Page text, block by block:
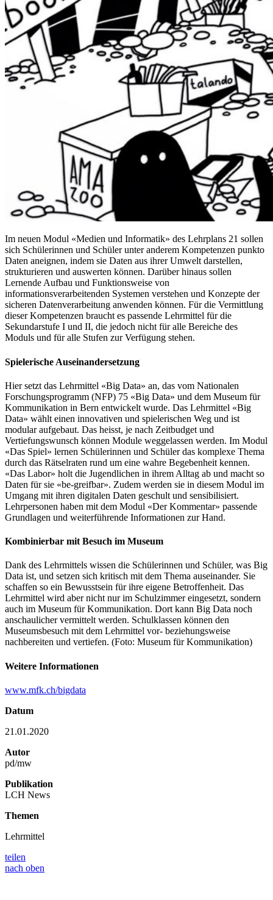
Im neuen Modul «Medien und Informatik» des Lehrplans 21 sollen
sich Schülerinnen und Schüler unter anderem Kompetenzen punkto
Daten aneignen, indem sie Daten aus ihrer Umwelt darstellen,
strukturieren und auswerten können. Darüber hinaus sollen
Lernende Aufbau und Funktionsweise von
informationsverarbeitenden Systemen verstehen und Konzepte der
sicheren Datenverarbeitung anwenden können. Für die Vermittlung
dieser Kompetenzen braucht es passende Lehrmittel für die
Sekundarstufe I und II, die jedoch nicht für alle Bereiche des
Moduls und für alle Stufen zur Verfügung stehen.
Spielerische Auseinandersetzung
Hier setzt das Lehrmittel «Big Data» an, das vom Nationalen
Forschungsprogramm (NFP) 75 «Big Data» und dem Museum für
Kommunikation in Bern entwickelt wurde. Das Lehrmittel «Big
Data» wählt einen innovativen und spielerischen Weg und ist
modular aufgebaut. Das heisst, je nach Zeitbudget und
Vertiefungswunsch können Module weggelassen werden. Im Modul
«Das Spiel» lernen Schülerinnen und Schüler das komplexe Thema
durch das Rätselraten rund um eine wahre Begebenheit kennen.
«Das Labor» holt die Jugendlichen in ihrem Alltag ab und macht so
Daten für sie «be-greifbar». Zudem werden sie in diesem Modul im
Umgang mit ihren digitalen Daten geschult und sensibilisiert.
Lehrpersonen haben mit dem Modul «Der Kommentar» passende
Grundlagen und weiterführende Informationen zur Hand.
Kombinierbar mit Besuch im Museum
Dank des Lehrmittels wissen die Schülerinnen und Schüler, was Big
Data ist, und setzen sich kritisch mit dem Thema auseinander. Sie
schaffen so ein Bewusstsein für ihre eigene Betroffenheit. Das
Lehrmittel wird aber nicht nur im Schulzimmer eingesetzt, sondern
auch im Museum für Kommunikation. Dort kann Big Data noch
anschaulicher vermittelt werden. Schulklassen können den
Museumsbesuch mit dem Lehrmittel vor- beziehungsweise
nachbereiten und vertiefen. (Foto: Museum für Kommunikation)
Weitere Informationen
www.mfk.ch/bigdata
Datum
21.01.2020
Autor
pd/mw
Publikation
LCH News
Themen
Lehrmittel
teilen
nach oben